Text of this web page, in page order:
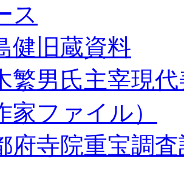
ス
健旧蔵資料
繁男氏主宰現
家ファイル）
府寺院重宝調